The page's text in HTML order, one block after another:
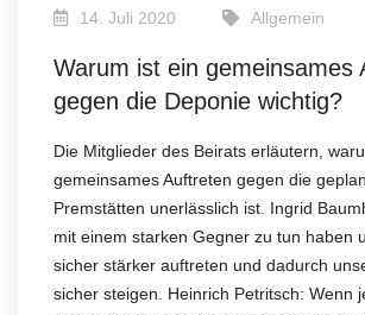
14. Juli 2020 Allgemein
Warum ist ein gemeinsames
gegen die Deponie wichtig?
Die Mitglieder des Beirats erläutern,
gemeinsames Auftreten gegen die
Premstätten unerlässlich ist. Ingrid
mit einem starken Gegner zu tun haben
sicher stärker auftreten und dadurch
sicher steigen. Heinrich Petritsch: Wenn